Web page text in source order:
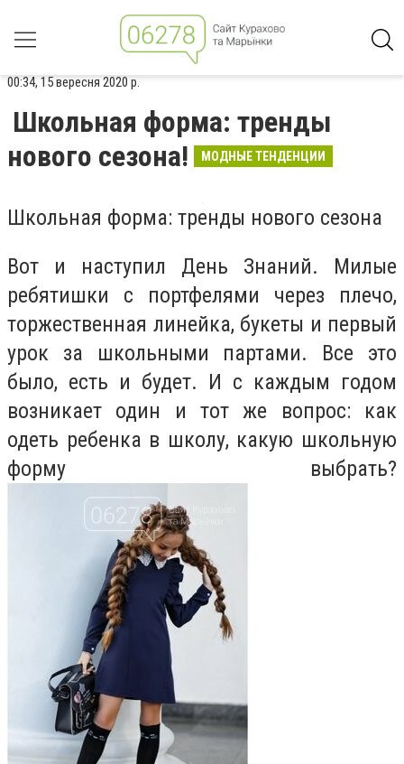
00:34, 15 вересня 2020 р.
Школьная форма: тренды
нового сезона!
МОДНЫЕ ТЕНДЕНЦИИ
Школьная форма: тренды нового сезона
Вот и наступил День Знаний. Милые
ребятишки с портфелями через плечо,
торжественная линейка, букеты и первый
урок за школьными партами. Все это
было, есть и будет. И с каждым годом
возникает один и тот же вопрос: как
одеть ребенка в школу, какую школьную
форму выбрать?